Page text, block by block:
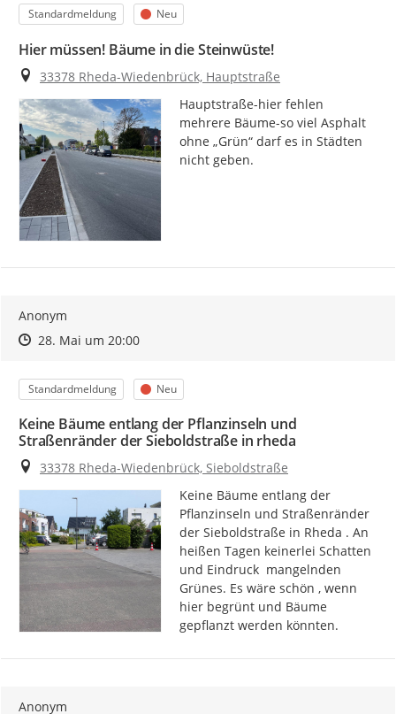
Kategorie
Standardmeldung Status
Neu
Hier müssen! Bäume in die Steinwüste!
Ort
33378 Rheda-Wiedenbrück, Hauptstraße
Hauptstraße-hier fehlen
mehrere Bäume-so viel Asphalt
ohne „Grün“ darf es in Städten
nicht geben.
Anonym
Zeitpunkt des Erstellens
Zeitpunkt des Erstellens
28. Mai um 20:00Zur Äußerung
Kategorie
Standardmeldung Status
Neu
Keine Bäume entlang der Pflanzinseln und
Straßenränder der Sieboldstraße in rheda
Ort
33378 Rheda-Wiedenbrück, Sieboldstraße
Keine Bäume entlang der
Pflanzinseln und Straßenränder
der Sieboldstraße in Rheda . An
heißen Tagen keinerlei Schatten
und Eindruck  mangelnden
Grünes. Es wäre schön , wenn
hier begrünt und Bäume
gepflanzt werden könnten.
Anonym